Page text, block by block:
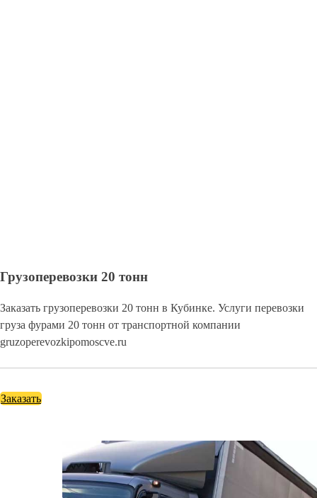
Грузоперевозки 20 тонн
Заказать грузоперевозки 20 тонн в Кубинке. Услуги перевозки
груза фурами 20 тонн от транспортной компании
gruzoperevozkipomoscve.ru
Заказать